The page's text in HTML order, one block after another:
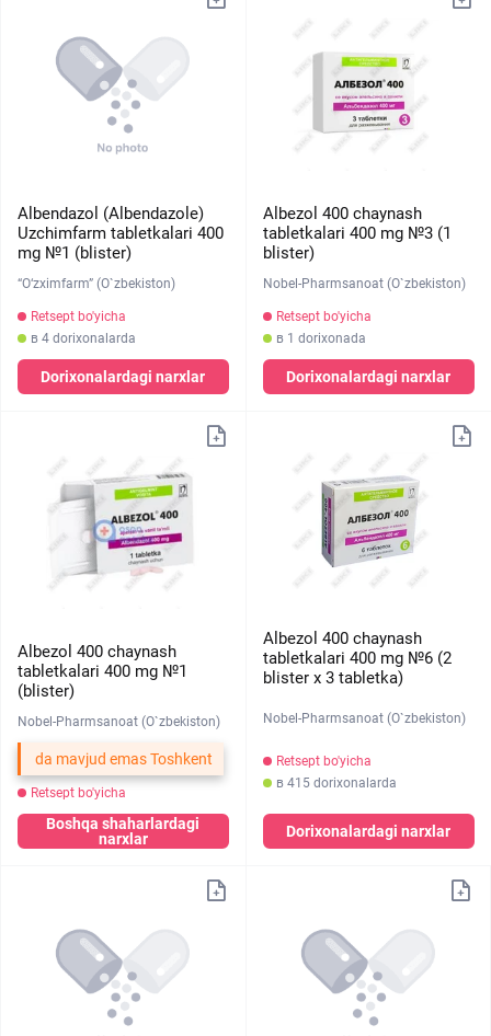
Albendazol (Albendazole)
Uzchimfarm tabletkalari 400
mg №1 (blister)
“O‘zximfarm” (O`zbekiston)
Retsept bo'yicha
в 4 dorixonalarda
Dorixonalardagi narxlar
Albezol 400 chaynash
tabletkalari 400 mg №3 (1
blister)
Nobel-Pharmsanoat (O`zbekiston)
Retsept bo'yicha
в 1 dorixonada
Dorixonalardagi narxlar
Albezol 400 chaynash
tabletkalari 400 mg №1
(blister)
Nobel-Pharmsanoat (O`zbekiston)
da mavjud emas Toshkent
Retsept bo'yicha
Boshqa shaharlardagi
narxlar
Albezol 400 chaynash
tabletkalari 400 mg №6 (2
blister х 3 tabletka)
Nobel-Pharmsanoat (O`zbekiston)
Retsept bo'yicha
в 415 dorixonalarda
Dorixonalardagi narxlar